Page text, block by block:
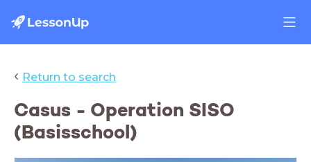
‹ Return to search
Casus - Operation SISO
(Basisschool)